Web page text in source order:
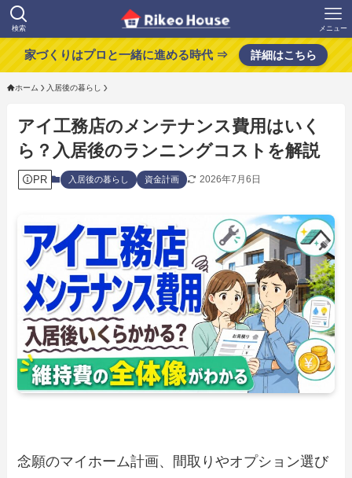
検索 メニュー
家づくりはプロと一緒に進める時代 ⇒ 詳細はこちら
ホーム 入居後の暮らし
アイ工務店のメンテナンス費用はいく
ら？入居後のランニングコストを解説
PR 入居後の暮らし 資金計画 2026年7月6日
念願のマイホーム計画、間取りやオプション選び